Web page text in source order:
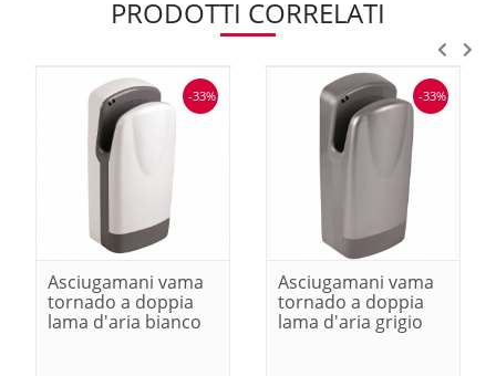
PRODOTTI CORRELATI
-33%
Asciugamani vama
tornado a doppia
lama d'aria bianco
-33%
Asciugamani vama
tornado a doppia
lama d'aria grigio